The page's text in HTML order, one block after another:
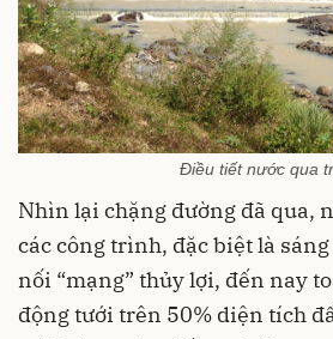
Điều tiết nước qua
Nhìn lại chặng đường đã qua,
các công trình, đặc biệt là
nối “mạng” thủy lợi, đến nay
động tưới trên 50% diện tích